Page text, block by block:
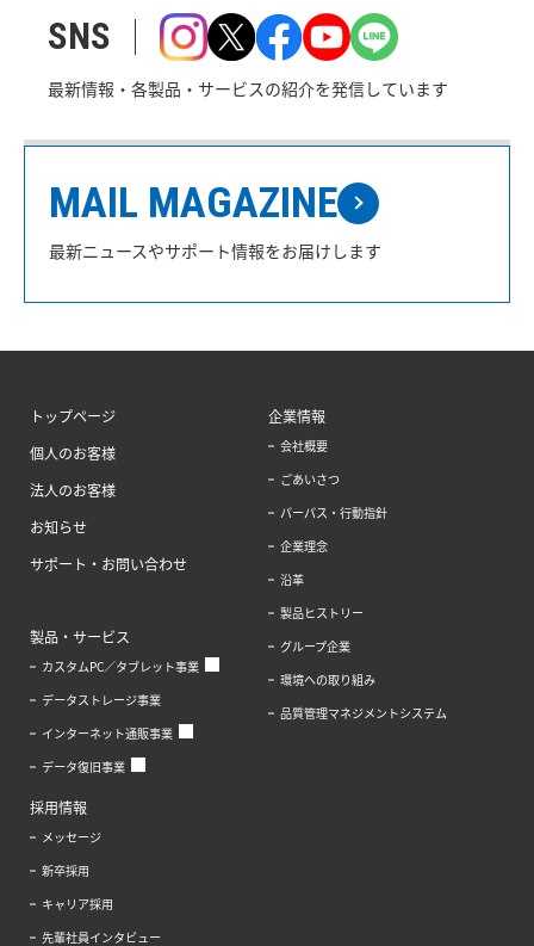
SNS
最新情報・各製品・サービスの紹介を発信しています
MAIL MAGAZINE
最新ニュースやサポート情報をお届けします
トップページ
個人のお客様
法人のお客様
お知らせ
サポート・お問い合わせ
製品・サービス
カスタムPC／タブレット事業
データストレージ事業
インターネット通販事業
データ復旧事業
企業情報
会社概要
ごあいさつ
パーパス・行動指針
企業理念
沿革
製品ヒストリー
グループ企業
環境への取り組み
品質管理マネジメントシステム
採用情報
メッセージ
新卒採用
キャリア採用
先輩社員インタビュー